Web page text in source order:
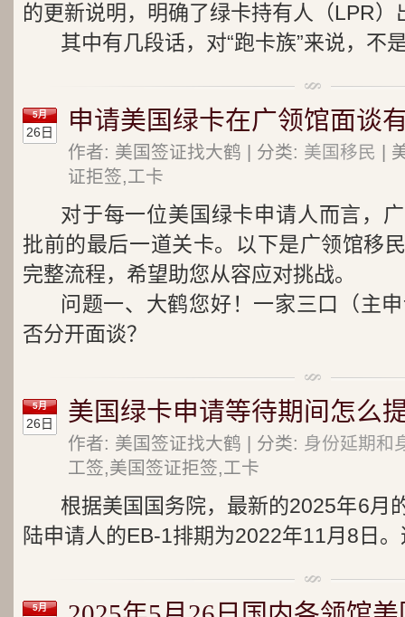
的更新说明，明确了绿卡持有人（LPR
其中有几段话，对“跑卡族”来说，不
5月
26日 申请美国绿卡在广领馆面谈
作者: 美国签证找大鹤 | 分类: 美国移民 |
证拒签,工卡
对于每一位美国绿卡申请人而言，
批前的最后一道关卡。以下是广领馆移
完整流程，希望助您从容应对挑战。
问题一、大鹤您好！一家三口（主
否分开面谈？
5月
26日 美国绿卡申请等待期间怎么
作者: 美国签证找大鹤 | 分类: 身份延期和
工签,美国签证拒签,工卡
根据美国国务院，最新的2025年6月
陆申请人的EB-1排期为2022年11月8日
5月